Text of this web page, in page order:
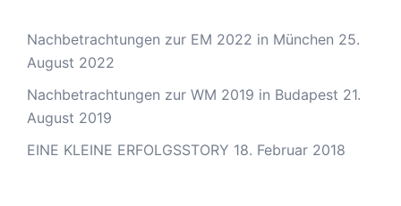
Nachbetrachtungen zur EM 2022 in München 25.
August 2022
Nachbetrachtungen zur WM 2019 in Budapest 21.
August 2019
EINE KLEINE ERFOLGSSTORY 18. Februar 2018